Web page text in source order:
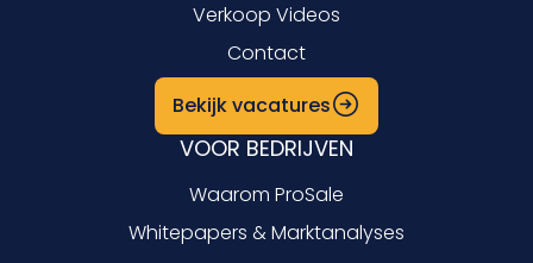
Verkoop Videos
Contact
Bekijk vacatures
VOOR BEDRIJVEN
Waarom ProSale
Whitepapers & Marktanalyses